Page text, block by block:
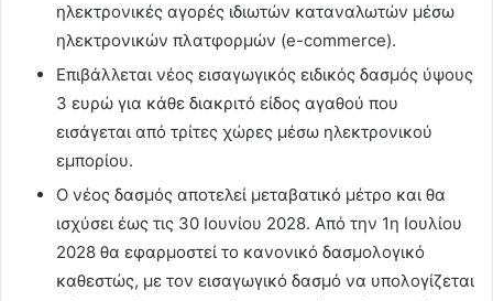
ηλεκτρονικές αγορές ιδιωτών καταναλωτών μέσω
ηλεκτρονικών πλατφορμών (e-commerce).
Επιβάλλεται νέος εισαγωγικός ειδικός δασμός ύψους
3 ευρώ για κάθε διακριτό είδος αγαθού που
εισάγεται από τρίτες χώρες μέσω ηλεκτρονικού
εμπορίου.
Ο νέος δασμός αποτελεί μεταβατικό μέτρο και θα
ισχύσει έως τις 30 Ιουνίου 2028. Από την 1η Ιουλίου
2028 θα εφαρμοστεί το κανονικό δασμολογικό
καθεστώς, με τον εισαγωγικό δασμό να υπολογίζεται